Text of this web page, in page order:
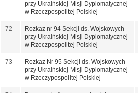
przy Ukraińskiej Misji Dyplomatycznej
w Rzeczpospolitej Polskiej
72
Rozkaz nr 94 Sekcji ds. Wojskowych
przy Ukraińskiej Misji Dyplomatycznej
w Rzeczpospolitej Polskiej
73
Rozkaz Nr 95 Sekcji ds. Wojskowych
przy Ukraińskiej Misji Dyplomatycznej
w Rzeczypospolitej Polskiej